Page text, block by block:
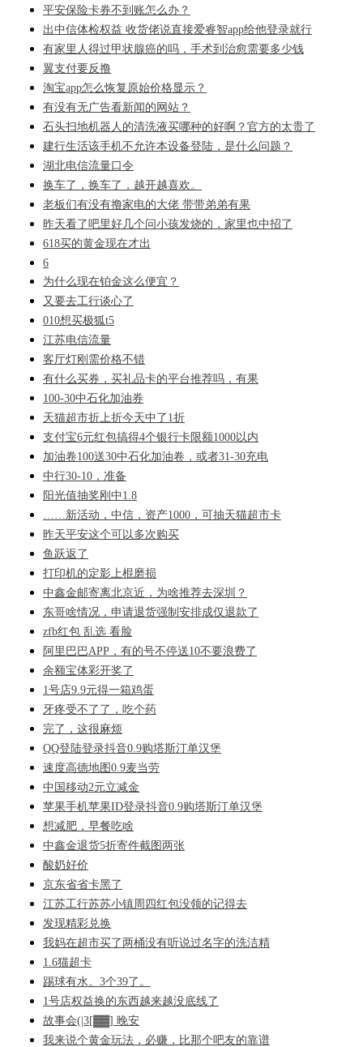
平安保险卡券不到账怎么办？
出中信体检权益 收货佬说直接爱睿智app给他登录就行
有家里人得过甲状腺癌的吗，手术到治愈需要多少钱
翼支付要反撸
淘宝app怎么恢复原始价格显示？
有没有无广告看新闻的网站？
石头扫地机器人的清洗液买哪种的好啊？官方的太贵了
建行生活该手机不允许本设备登陆，是什么问题？
湖北电信流量口令
换车了，换车了，越开越喜欢。
老板们有没有撸家电的大佬 带带弟弟有果
昨天看了吧里好几个问小孩发烧的，家里也中招了
618买的黄金现在才出
6
为什么现在铂金这么便宜？
又要去工行谈心了
010想买极狐t5
江苏电信流量
客厅灯刚需价格不错
有什么买券，买礼品卡的平台推荐吗，有果
100-30中石化加油券
天猫超市折上折今天中了1折
支付宝6元红包搞得4个银行卡限额1000以内
加油卷100送30中石化加油卷，或者31-30充电
中行30-10，准备
阳光值抽奖刚中1.8
……新活动，中信，资产1000，可抽天猫超市卡
昨天平安这个可以多次购买
鱼跃返了
打印机的定影上棍磨损
中鑫金邮寄离北京近，为啥推荐去深圳？
东哥啥情况，申请退货强制安排成仅退款了
zfb红包 乱选 看脸
阿里巴巴APP，有的号不停送10不要浪费了
余额宝体彩开奖了
1号店9.9元得一箱鸡蛋
牙疼受不了了，吃个药
完了，这很麻烦
QQ登陆登录抖音0.9购塔斯汀单汉堡
速度高德地图0.9麦当劳
中国移动2元立减金
苹果手机苹果ID登录抖音0.9购塔斯汀单汉堡
想减肥，早餐吃啥
中鑫金退货5折寄件截图两张
酸奶好价
京东省省卡黑了
江苏工行苏苏小镇周四红包没领的记得去
发现精彩兑换
我妈在超市买了两桶没有听说过名字的洗洁精
1.6猫超卡
踢球有水。3个39了。
1号店权益换的东西越来越没底线了
故事会(|3[▓▓] 晚安
我来说个黄金玩法，必赚，比那个吧友的靠谱